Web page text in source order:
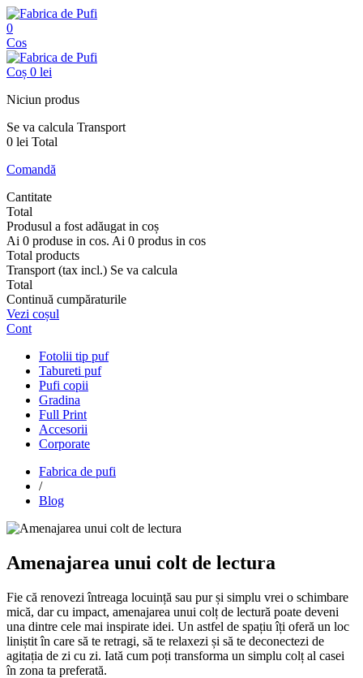
0
Cos
Coș 0 lei
Niciun produs
Se va calcula Transport
0 lei Total
Comandă
Cantitate
Total
Produsul a fost adăugat in coș
Ai 0 produse in cos. Ai 0 produs in cos
Total products
Transport (tax incl.) Se va calcula
Total
Continuă cumpăraturile
Vezi coșul
Cont
Fotolii tip puf
Tabureti puf
Pufi copii
Gradina
Full Print
Accesorii
Corporate
Fabrica de pufi
/
Blog
Amenajarea unui colt de lectura
Fie că renovezi întreaga locuință sau pur și simplu vrei o schimbare
mică, dar cu impact, amenajarea unui colț de lectură poate deveni
una dintre cele mai inspirate idei. Un astfel de spațiu îți oferă un loc
liniștit în care să te retragi, să te relaxezi și să te deconectezi de
agitația de zi cu zi. Iată cum poți transforma un simplu colț al casei
în zona ta preferată.